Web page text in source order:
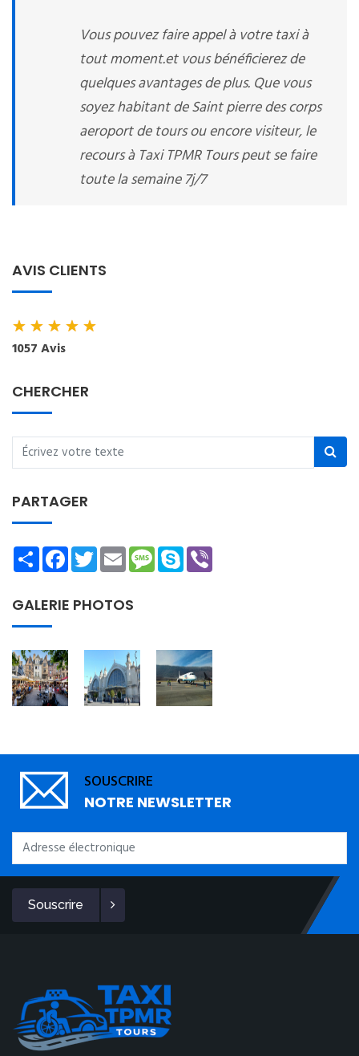
Vous pouvez faire appel à votre taxi à
tout moment.et vous bénéficierez de
quelques avantages de plus. Que vous
soyez habitant de Saint pierre des corps
aeroport de tours ou encore visiteur, le
recours à Taxi TPMR Tours peut se faire
toute la semaine 7j/7
AVIS CLIENTS
★★★★★
1057 Avis
CHERCHER
PARTAGER
ShareFacebookTwitterEmailMessage
Skype
GALERIE PHOTOS
SOUSCRIRE
NOTRE NEWSLETTER
Souscrire